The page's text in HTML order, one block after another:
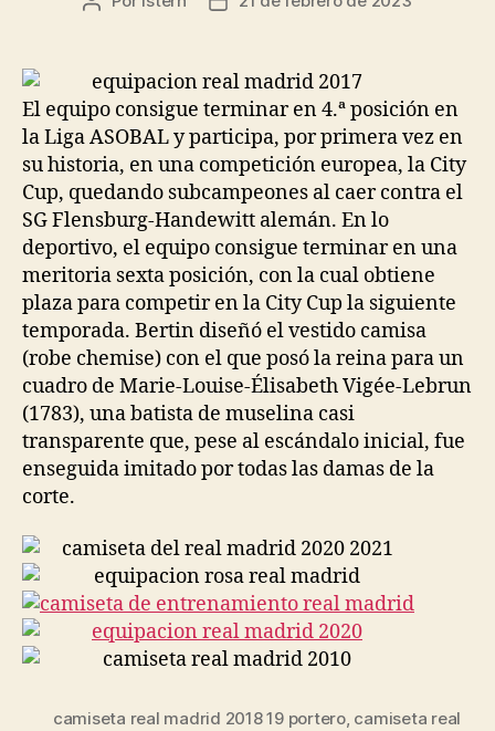
entrada
entrada
El equipo consigue terminar en 4.ª posición en
la Liga ASOBAL y participa, por primera vez en
su historia, en una competición europea, la City
Cup, quedando subcampeones al caer contra el
SG Flensburg-Handewitt alemán. En lo
deportivo, el equipo consigue terminar en una
meritoria sexta posición, con la cual obtiene
plaza para competir en la City Cup la siguiente
temporada. Bertin diseñó el vestido camisa
(robe chemise) con el que posó la reina para un
cuadro de Marie-Louise-Élisabeth Vigée-Lebrun
(1783), una batista de muselina casi
transparente que, pese al escándalo inicial, fue
enseguida imitado por todas las damas de la
corte.
camiseta real madrid 2018 19 portero, camiseta real